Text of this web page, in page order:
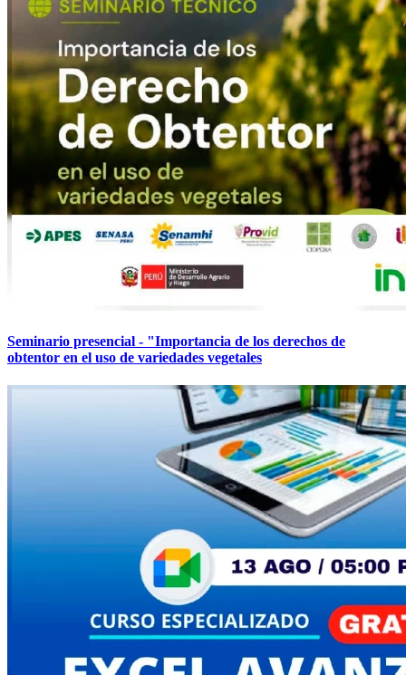
Seminario presencial - "Importancia de los derechos de
obtentor en el uso de variedades vegetales